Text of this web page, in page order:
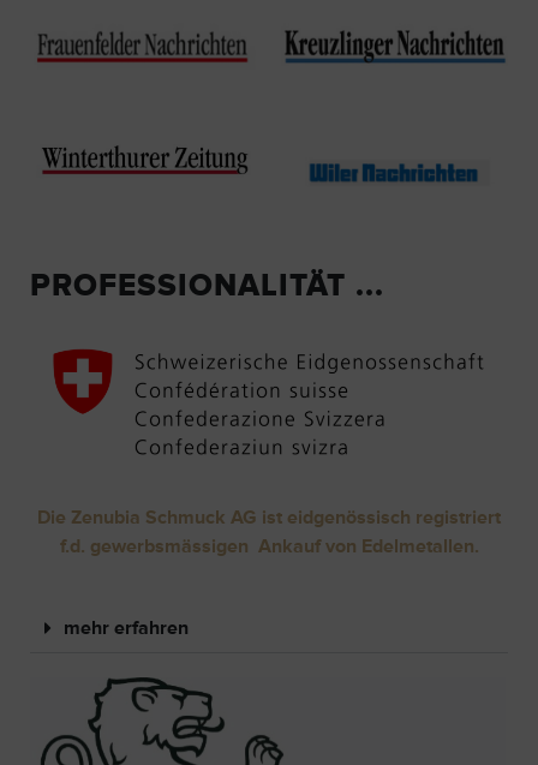
PROFESSIONALITÄT ...
Die Zenubia Schmuck AG ist eidgenössisch registriert
f.d. gewerbsmässigen Ankauf von Edelmetallen.
mehr erfahren